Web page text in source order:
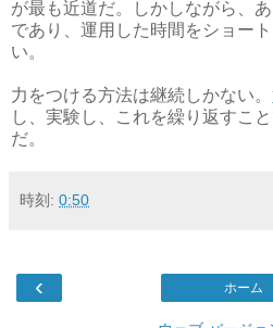
が最も近道だ。しかしながら、
であり、運用した時間をショー
い。
力をつける方法は継続しかない。
し、実験し、これを繰り返すこ
だ。
時刻: 0:50
‹ ホーム